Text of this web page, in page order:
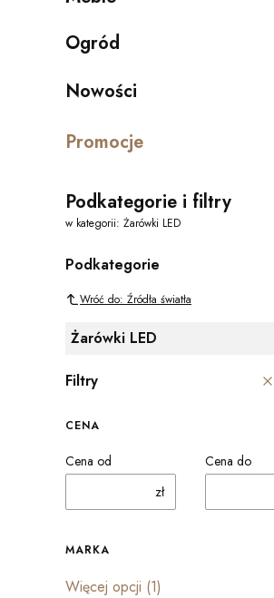
Kategoria - Meble
Kategoria - Ogród
Ogród
Nowości
Promocje
Podkategorie i filtry
w kategorii: Żarówki LED
Podkategorie
Wróć do: Źródła światła
Żarówki LED
Filtry
CENA
Cena od
zł
Cena do
MARKA
Marka
Więcej opcji (1)